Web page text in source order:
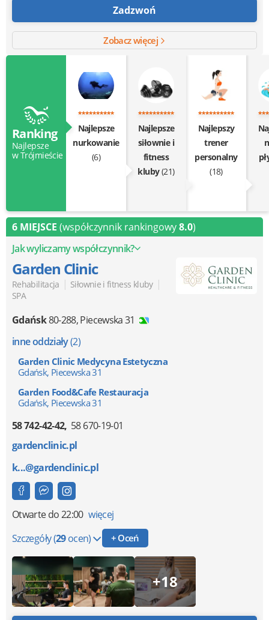
Zadzwoń
Zobacz więcej
Ranking
Najlepsze
w Trójmieście
Najlepsze
nurkowanie
(6)
Najlepsze
siłownie i
fitness
kluby(21)
Najlepszy
trener
personalny
(18)
6 MIEJSCE (współczynnik rankingowy8.0)
Jak wyliczamy współczynnik?
Garden Clinic
Rehabilitacja | Siłownie i fitness kluby |
SPA
Gdańsk80-288,Piecewska 31
inne oddziały(2)
Garden Clinic Medycyna Estetyczna
Gdańsk, Piecewska 31
Garden Food&Cafe Restauracja
Gdańsk, Piecewska 31
58 742-42-42 58 670-19-01
gardenclinic.pl
k...@gardenclinic.pl
Otwartedo 22:00 więcej
Szczegóły(29ocen) + Oceń
+18